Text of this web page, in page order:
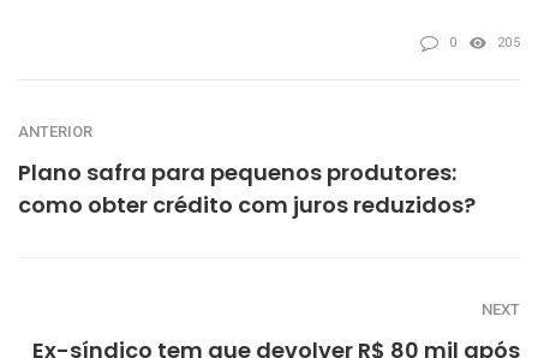
0 205
ANTERIOR
Plano safra para pequenos produtores:
como obter crédito com juros reduzidos?
NEXT
Ex-síndico tem que devolver R$ 80 mil após